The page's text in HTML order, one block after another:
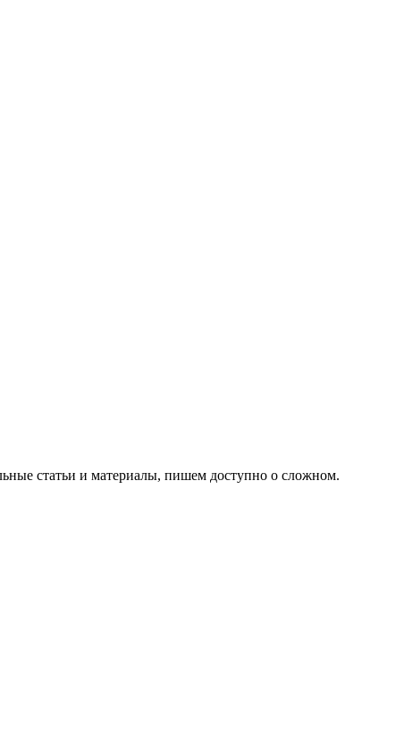
статьи и материалы, пишем доступно о сложном.